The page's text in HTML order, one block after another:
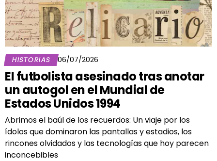
HISTORIAS 06/07/2026
El futbolista asesinado tras anotar
un autogol en el Mundial de
Estados Unidos 1994
Abrimos el baúl de los recuerdos: Un viaje por los
ídolos que dominaron las pantallas y estadios, los
rincones olvidados y las tecnologías que hoy parecen
inconcebibles